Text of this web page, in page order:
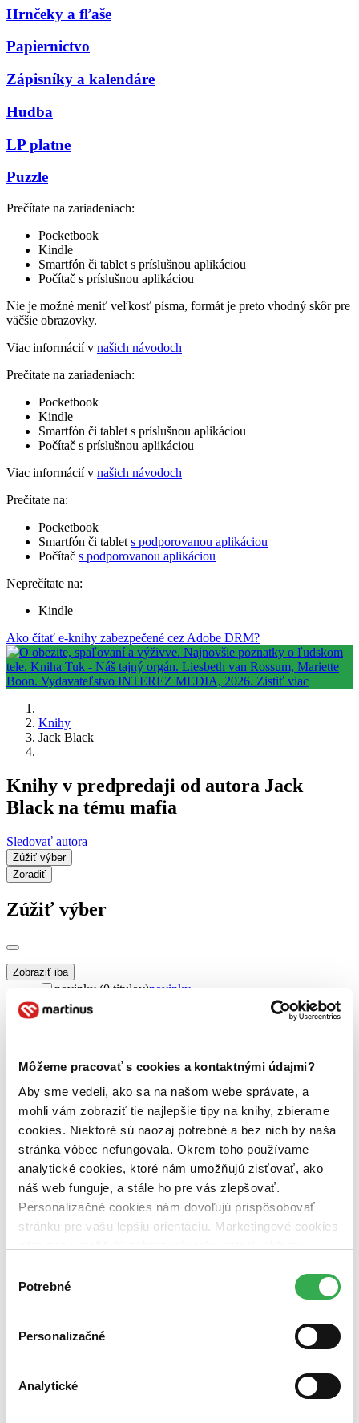
Môžeme pracovať s cookies a kontaktnými údajmi?
Aby sme vedeli, ako sa na našom webe správate, a
mohli vám zobraziť tie najlepšie tipy na knihy, zbierame
cookies. Niektoré sú naozaj potrebné a bez nich by naša
stránka vôbec nefungovala. Okrem toho používame
analytické cookies, ktoré nám umožňujú zisťovať, ako
náš web funguje, a stále ho pre vás zlepšovať.
Personalizačné cookies nám dovoľujú prispôsobovať
stránku pre vašu lepšiu orientáciu. Marketingové cookies
nám pomohlo, keby sme mohli používať všetky tieto
súhlasu
Potrebné
Personalizačné
Analytické
Hrnčeky a fľaše
Papiernictvo
Zápisníky a kalendáre
Hudba
LP platne
Puzzle
Prečítate na zariadeniach:
Pocketbook
Kindle
Smartfón či tablet s príslušnou aplikáciou
Počítač s príslušnou aplikáciou
Nie je možné meniť veľkosť písma, formát je preto vhodný skôr pre
väčšie obrazovky.
Viac informácií v našich návodoch
Prečítate na zariadeniach:
Pocketbook
Kindle
Smartfón či tablet s príslušnou aplikáciou
Počítač s príslušnou aplikáciou
Viac informácií v našich návodoch
Prečítate na:
Pocketbook
Smartfón či tablet s podporovanou aplikáciou
Počítač s podporovanou aplikáciou
Neprečítate na:
Kindle
Ako čítať e-knihy zabezpečené cez Adobe DRM?
Knihy
Jack Black
Knihy v predpredaji od autora Jack
Black na tému mafia
Sledovať autora
Zúžiť výber
Zoradiť
Zúžiť výber
Zobraziť iba
novinky (0 titulov)novinky
zľavnené tituly (0 titulov)
Dostupnosť
predpredaj (0 titulov)predpredaj
dostupná (bez vypredaných) (0 titulov)dostupná (bez
vypredaných)
nová
čítaná (0 titulov)čítaná
čítaná - výborný stav (0 titulov)čítaná - výborný stav
čítaná - mierne opotrebovaná (0 titulov)čítaná - mierne
opotrebovaná
čítané verzie vypredaných kníh (0 titulov) čítané verzie
vypredaných kníh
Zúžiť výber
Bestsellery